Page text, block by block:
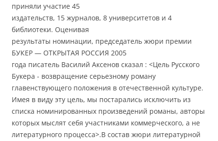
приняли участие 45
издательств, 15 журналов, 8 университетов и 4
библиотеки. Оценивая
результаты номинации, председатель жюри премии
БУКЕР — ОТКРЫТАЯ РОССИЯ 2005
года писатель Василий Аксенов сказал : <Цель Русского
Букера - возвращение серьезному роману
главенствующего положения в отечественной культуре.
Имея в виду эту цель, мы постарались исключить из
списка номинированных произведений романы, авторы
которых мыслят себя участниками коммерческого, а не
литературного процесса>.В состав жюри литературной